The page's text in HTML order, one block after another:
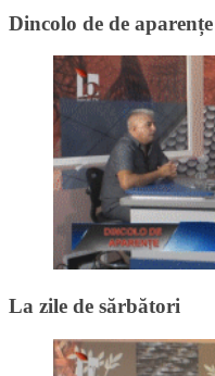
Dincolo de de aparențe
La zile de sărbători